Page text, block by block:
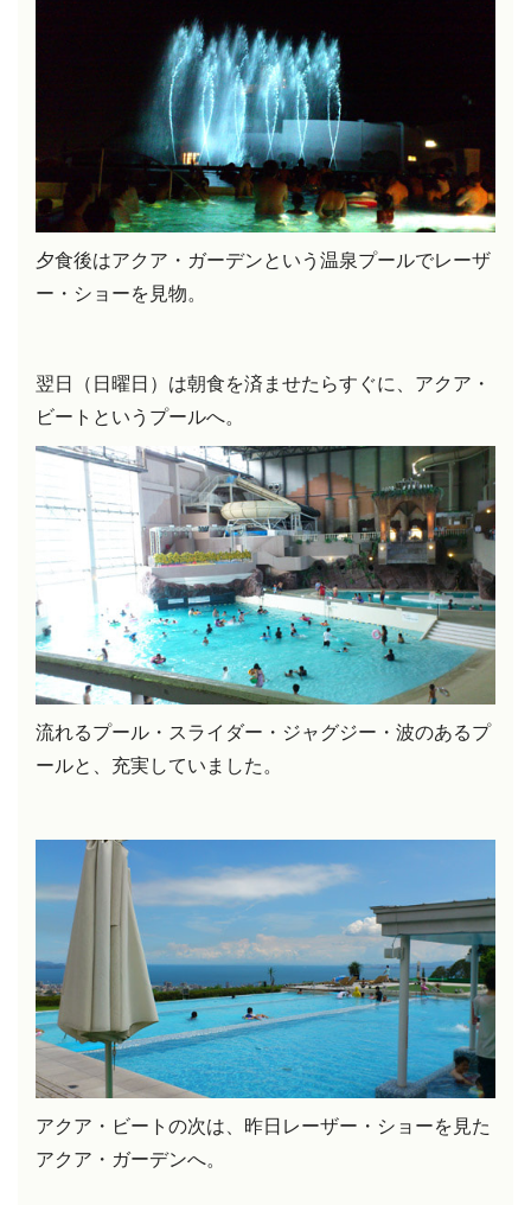
夕食後はアクア・ガーデンという温泉プールでレーザ
ー・ショーを見物。
翌日（日曜日）は朝食を済ませたらすぐに、アクア・
ビートというプールへ。
流れるプール・スライダー・ジャグジー・波のあるプ
ールと、充実していました。
アクア・ビートの次は、昨日レーザー・ショーを見た
アクア・ガーデンへ。